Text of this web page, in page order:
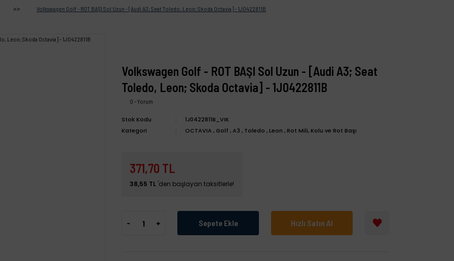
Volkswagen Golf - ROT BAŞI Sol Uzun - [Audi A3; Seat Toledo, Leon; Skoda Octavia] - 1J0422811B
Volkswagen Golf - ROT BAŞI Sol Uzun - [Audi A3; Seat
Toledo, Leon; Skoda Octavia] - 1J0422811B
0 - Yorum
Stok Kodu
1J0422811B_VIK
Kategori
OCTAVIA , Golf ,A3 , Toledo , Leon , Rot Mili, Kolu ve Rot Başı
371,70 TL
38,55 TL 'den başlayan taksitlerle!
- + Sepete Ekle Hızlı Satın Al